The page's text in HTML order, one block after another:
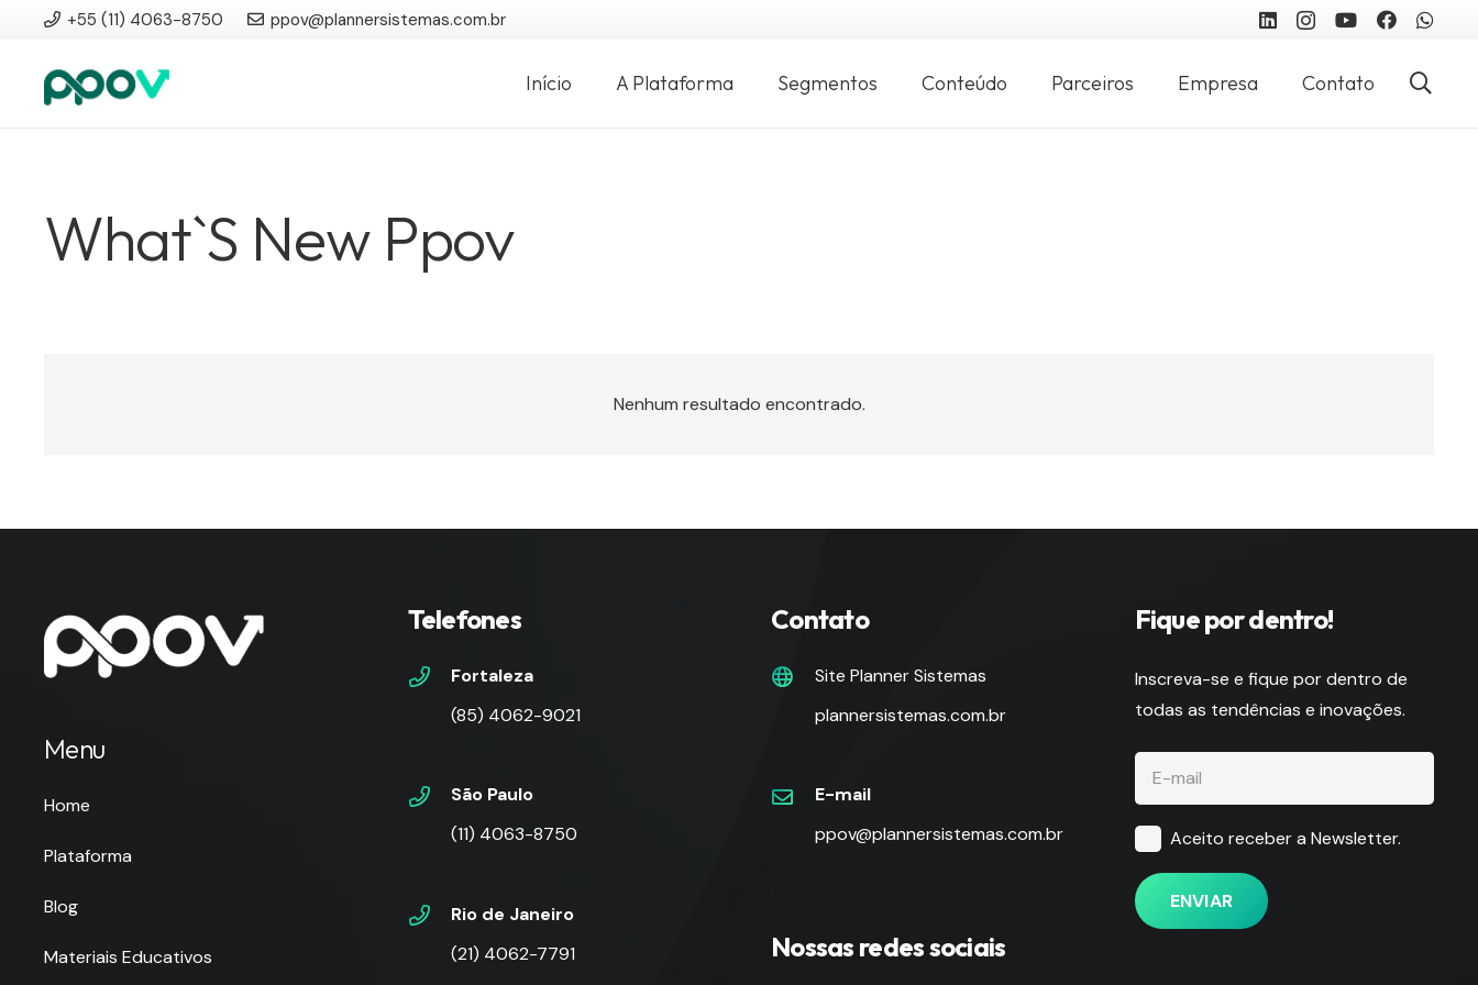
+55 (11) 4063-8750 ppov@plannersistemas.com.br
Início A Plataforma Segmentos Conteúdo Parceiros Empresa Contato
What`s New Ppov
Nenhum resultado encontrado.
Menu
Home
Plataforma
Blog
Materiais Educativos
Telefones
Fortaleza
(85) 4062-9021
São Paulo
(11) 4063-8750
Rio de Janeiro
(21) 4062-7791
Contato
Site Planner Sistemas
plannersistemas.com.br
E-mail
ppov@plannersistemas.com.br
Nossas redes sociais
Fique por dentro!
Inscreva-se e fique por dentro de
todas as tendências e inovações.
Aceito receber a Newsletter.
ENVIAR